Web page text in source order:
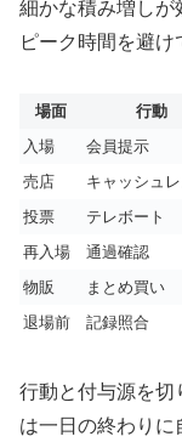
細かな積み増しが
ピーク時間を避け
場面 行動
入場
会員提示
売店
キャッシュ
投票
テレボート
再入場
通過確認
物販
まとめ買い
退場前
記録照合
行動と付与源を切
は一日の終わりに